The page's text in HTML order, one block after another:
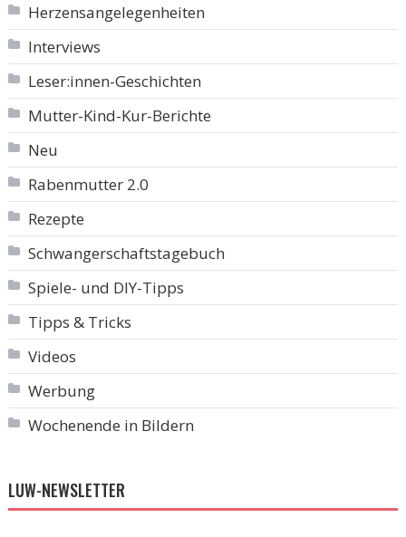
Herzensangelegenheiten
Interviews
Leser:innen-Geschichten
Mutter-Kind-Kur-Berichte
Neu
Rabenmutter 2.0
Rezepte
Schwangerschaftstagebuch
Spiele- und DIY-Tipps
Tipps & Tricks
Videos
Werbung
Wochenende in Bildern
LUW-NEWSLETTER